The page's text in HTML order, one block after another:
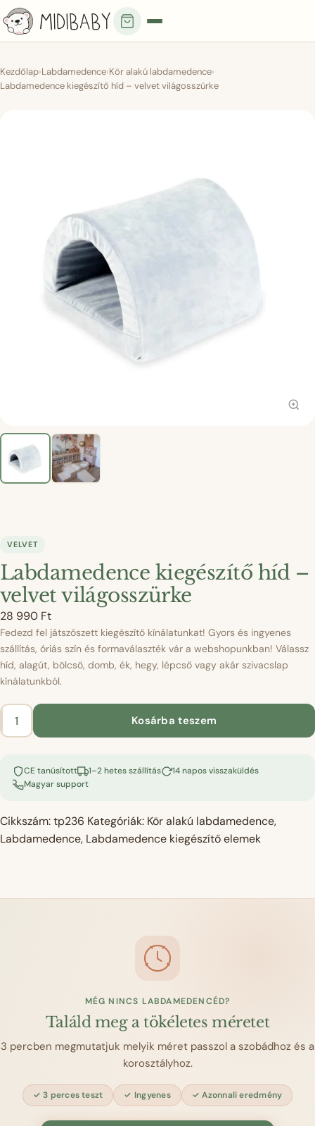
Kezdőlap›Labdamedence›Kör alakú labdamedence›
Labdamedence kiegészítő híd – velvet világosszürke
VELVET
Labdamedence kiegészítő híd –
velvet világosszürke
28 990 Ft
Fedezd fel játszószett kiegészítő kínálatunkat! Gyors és ingyenes
szállítás, óriás szín és formaválaszték vár a webshopunkban! Válassz
híd, alagút, bölcső, domb, ék, hegy, lépcső vagy akár szivacslap
kínálatunkból.
Labdamedence
híd
világosszürke
mennyiség
Kosárba teszem
CE tanúsított 1–2 hetes szállítás
14 napos visszaküldés
Magyar support
Cikkszám:tp236 Kategóriák: Kör alakú labdamedence,
Labdamedence, Labdamedence kiegészítő elemek
MÉG NINCS LABDAMEDENCÉD?
Találd meg a tökéletes méretet
3 percben megmutatjuk melyik méret passzol a szobádhoz és a
korosztályhoz.
3 perces teszt Ingyenes Azonnali eredmény